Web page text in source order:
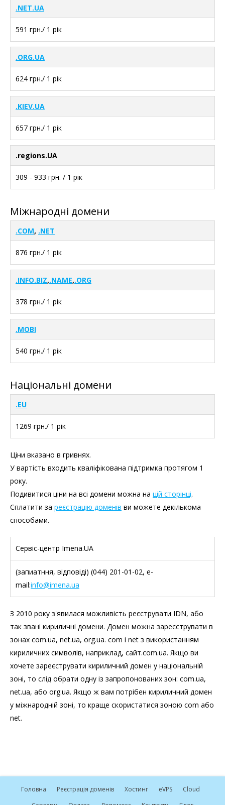
.NET.UA
591 грн./ 1 рік
.ORG.UA
624 грн./ 1 рік
.KIEV.UA
657 грн./ 1 рік
.regions.UA
309 - 933 грн. / 1 рік
Міжнародні домени
.COM, .NET
876 грн./ 1 рік
.INFO.BIZ,.NAME,.ORG
378 грн./ 1 рік
.MOBI
540 грн./ 1 рік
Національні домени
.EU
1269 грн./ 1 рік
Ціни вказано в гривнях.
У вартість входить кваліфікована підтримка протягом 1
року.
Подивитися ціни на всі домени можна на цій сторінці.
Сплатити за реєстрацію доменів ви можете декількома
способами.
Сервіс-центр Imena.UA
(запиатння, відповіді) (044) 201-01-02, e-
mail:info@imena.ua
З 2010 року з'явилася можливість реєструвати IDN, або
так звані кириличні домени. Домен можна зареєструвати в
зонах com.ua, net.ua, org.ua. com і net з використанням
кириличних символів, наприклад, сайт.com.ua. Якщо ви
хочете зареєструвати кириличний домен у національній
зоні, то слід обрати одну із запропонованих зон: com.ua,
net.ua, або org.ua. Якщо ж вам потрібен кириличний домен
у міжнародній зоні, то краще скористатися зоною com або
net.
Головна Реєстрація доменів Хостинг eVPS
Cloud